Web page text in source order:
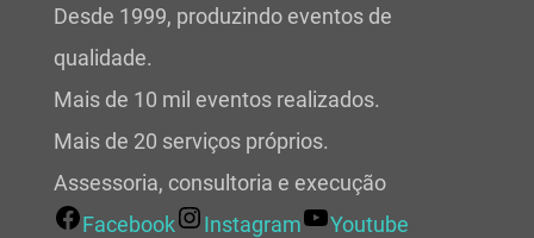
Desde 1999, produzindo eventos de
qualidade.
Mais de 10 mil eventos realizados.
Mais de 20 serviços próprios.
Assessoria, consultoria e execução
Facebook
Instagram
Youtube